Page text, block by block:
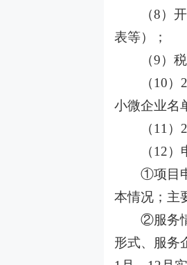
（8）
表等）；
（9）
（10）
小微企业名
（11）
（12）
①项目
本情况；主
②服务
形式、服务